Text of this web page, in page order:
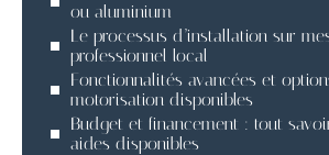
ou aluminium
Le processus d’installation sur
professionnel local
Fonctionnalités avancées et
motorisation disponibles
Budget et financement : tout
aides disponibles